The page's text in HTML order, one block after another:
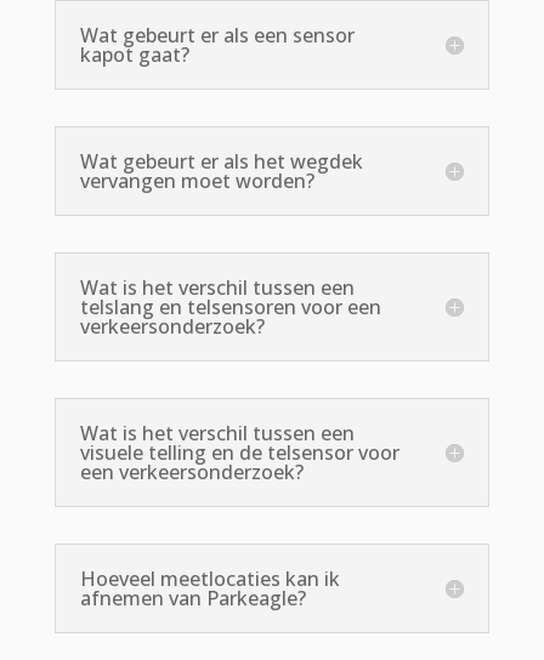
Wat gebeurt er als een sensor
kapot gaat?
Wat gebeurt er als het wegdek
vervangen moet worden?
Wat is het verschil tussen een
telslang en telsensoren voor een
verkeersonderzoek?
Wat is het verschil tussen een
visuele telling en de telsensor voor
een verkeersonderzoek?
Hoeveel meetlocaties kan ik
afnemen van Parkeagle?